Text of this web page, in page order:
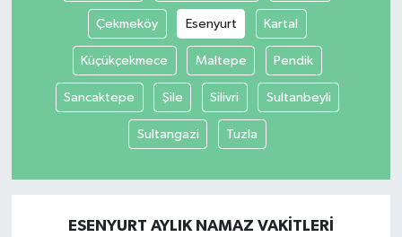
Çekmeköy Esenyurt Kartal
Küçükçekmece Maltepe Pendik
Sancaktepe Şile Silivri Sultanbeyli
Sultangazi Tuzla
ESENYURT AYLIK NAMAZ VAKITLERI